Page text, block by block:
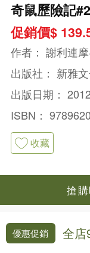
奇鼠歷險記
促銷價$
作者： 謝利連
出版社： 新雅
出版日期：
ISBN：
收藏
搶
優惠促銷 全店